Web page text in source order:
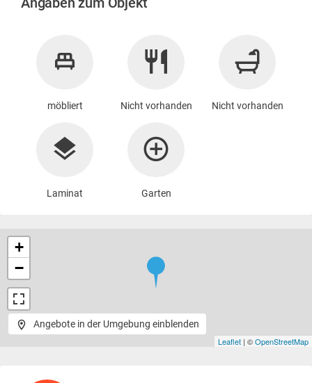
möbliert Nicht vorhanden Nicht vorhanden
Laminat Garten
+
−
Leaflet | ©OpenStreetMap
Angebote in der Umgebung einblenden